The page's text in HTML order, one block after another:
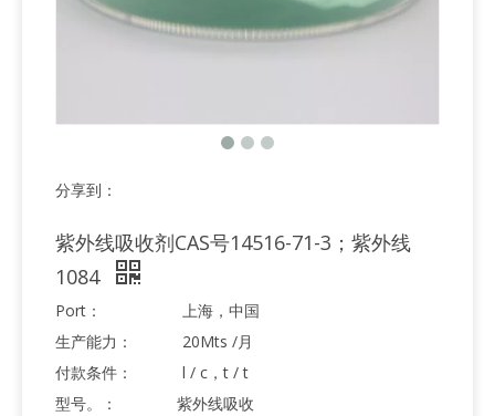
分享到：
紫外线吸收剂CAS号14516-71-3；紫外线
1084
Port：
上海，中国
生产能力：
20Mts /月
付款条件：
l / c，t / t
型号。：
紫外线吸收